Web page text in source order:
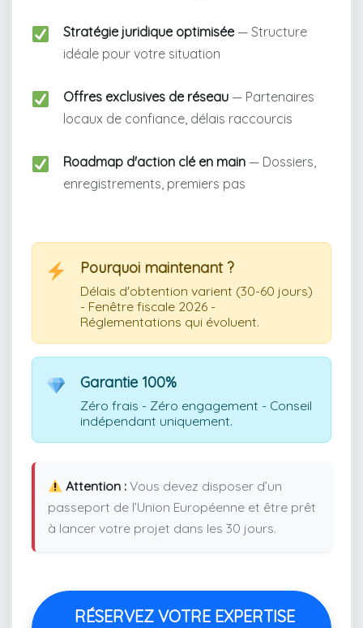
Stratégie juridique optimisée — Structure
idéale pour votre situation
Offres exclusives de réseau — Partenaires
locaux de confiance, délais raccourcis
Roadmap d'action clé en main — Dossiers,
enregistrements, premiers pas
Pourquoi maintenant ?
Délais d'obtention varient (30-60 jours)
- Fenêtre fiscale 2026 -
Réglementations qui évoluent.
Garantie 100%
Zéro frais - Zéro engagement - Conseil
indépendant uniquement.
Attention :Vous devez disposer d’un
passeport de l’Union Européenne et être prêt
à lancer votre projet dans les 30 jours.
RÉSERVEZ VOTRE EXPERTISE